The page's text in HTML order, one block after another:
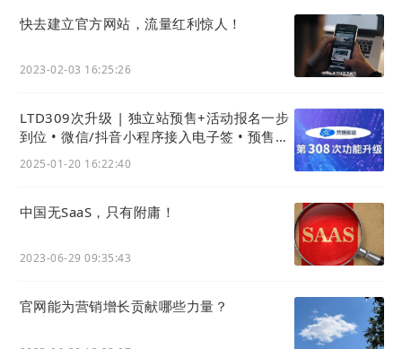
通过海外广告投放进行官网引流是上海上搜进行
海外营销的重要方式。信息流广告具备高度个性
化和场景化，可以根据用户的兴趣标签和行为数
据来推送展会相关信息，这种推广可以最大化的
提高展会知名度，还能借助算法实现精准投放，
引导高质量流量进入独立获客入口，从而有效促
上海上搜在基于LTD入站营销思想从引导到成交
模式指导下，利用LTD
独立站
，创
全流程管控，实现竞争优势和效益的最大化，持
快去建立官方网站，流量红利惊人！
2023-02-03 16:25:26
LTD309次升级 | 独立站预售+活动报名一步
到位 • 微信/抖音小程序接入电子签 • 预售兑
2025-01-20 16:22:40
中国无SaaS，只有附庸！
2023-06-29 09:35:43
官网能为营销增长贡献哪些力量？